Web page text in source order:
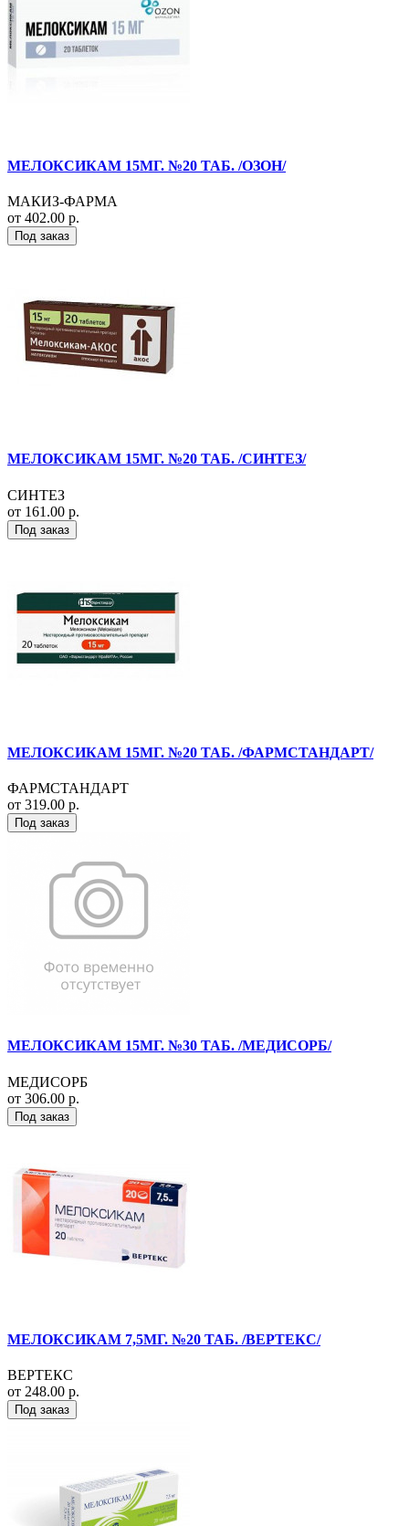
МЕЛОКСИКАМ 15МГ. №20 ТАБ. /ОЗОН/
МАКИЗ-ФАРМА
от 402.00 р.
Под заказ
МЕЛОКСИКАМ 15МГ. №20 ТАБ. /СИНТЕЗ/
СИНТЕЗ
от 161.00 р.
Под заказ
МЕЛОКСИКАМ 15МГ. №20 ТАБ. /ФАРМСТАНДАРТ/
ФАРМСТАНДАРТ
от 319.00 р.
Под заказ
МЕЛОКСИКАМ 15МГ. №30 ТАБ. /МЕДИСОРБ/
МЕДИСОРБ
от 306.00 р.
Под заказ
МЕЛОКСИКАМ 7,5МГ. №20 ТАБ. /ВЕРТЕКС/
ВЕРТЕКС
от 248.00 р.
Под заказ